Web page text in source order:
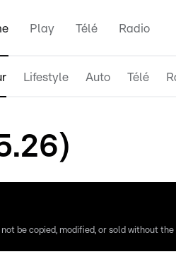
Play Télé Radio
Lifestyle Auto Télé
be copied, modified, or sold without